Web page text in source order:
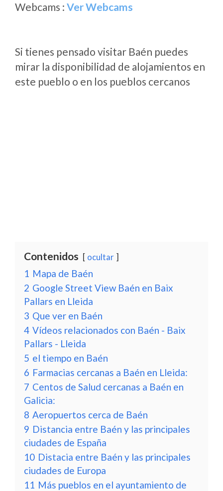
Webcams : Ver Webcams
Si tienes pensado visitar Baén puedes
mirar la disponibilidad de alojamientos en
este pueblo o en los pueblos cercanos
Contenidos ocultar
1 Mapa de Baén
2 Google Street View Baén en Baix
Pallars en Lleida
3 Que ver en Baén
4 Vídeos relacionados con Baén - Baix
Pallars - Lleida
5 el tiempo en Baén
6 Farmacias cercanas a Baén en Lleida:
7 Centos de Salud cercanas a Baén en
Galicia:
8 Aeropuertos cerca de Baén
9 Distancia entre Baén y las principales
ciudades de España
10 Distacia entre Baén y las principales
ciudades de Europa
11 Más pueblos en el ayuntamiento de